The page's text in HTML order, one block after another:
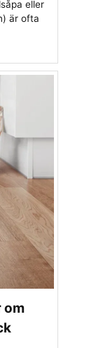
eller
är ofta
om